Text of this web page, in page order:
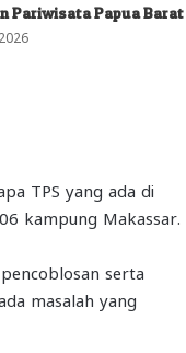
Pariwisata Papua Barat
TPS yang ada di
kampung Makassar.
serta
masalah yang